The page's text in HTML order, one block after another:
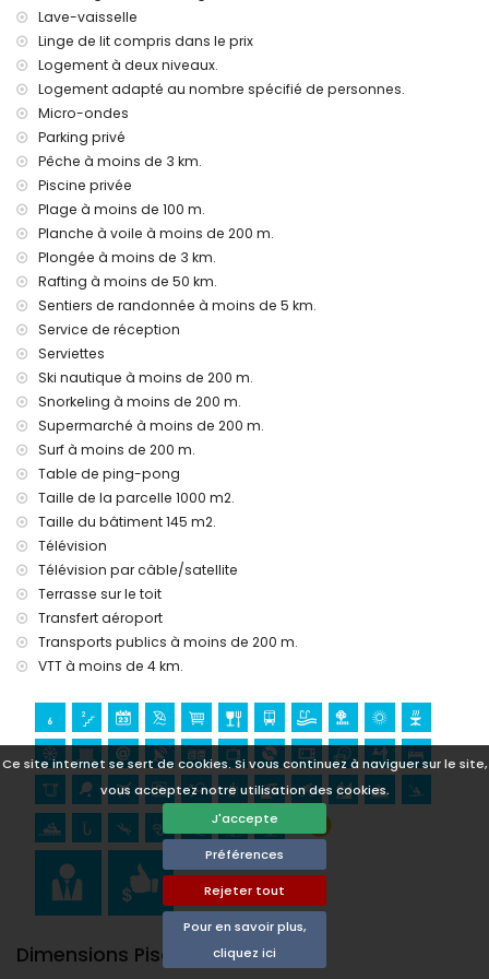
Ce site internet se sert de cookies. Si vous continuez à naviguer sur le site,
vous acceptez notre utilisation des cookies.
J'accepte
Préférences
Rejeter tout
Pour en savoir plus,
cliquez ici
Équipements et services inclus dans le prix de location de la
Internet (fibre optique)
Aspirateur, fer et planche à repasser
Linge de lit et serviettes
Service de réception
Table de ping-pong
Chauffage central et climatisation
Équipements et services en supplément
Service d'aéroport
Lit supplémentaire et lits/cots pour enfants (sur demande)
Activités de loisirs et de divertissement pour vos vacances
à Denia, Costa Blanca
Bar, promenade (Las Marinas et Denia) (à moins de 500
mètres de la maison)
Cinéma et théâtre (à moins de 5 kilomètres de la maison)
Sites et culture à Denia, Costa Blanca
Musée (Histórico de Denia, Denia), église (Denia), château
(Portal de la Vila, Denia), monument (Ciudad de Denia,
Denia), bâtiment architectural (Histórico de Denia, Denia),
kilomètres de l'hébergement)
Ruine (Molinos et Denia) (à moins de 10 kilomètres de
l'hébergement)
Sports
Snorkeling, surf, planche à voile et ski nautique (à moins de
Tennis, randonnée, VTT, cyclisme, escalade, canoë, kayak,
pêche et plongée (à moins de 5 kilomètres de la villa)
Golf (La Sella, Denia) et équitation (à moins de 10 kilomètres
de la villa)
Rafting (à moins de 50 kilomètres de la villa)
Lave-vaisselle
Linge de lit compris dans le prix
Logement à deux niveaux.
Logement adapté au nombre spécifié de personnes.
Micro-ondes
Parking privé
Pêche à moins de 3 km.
Piscine privée
Plage à moins de 100 m.
Planche à voile à moins de 200 m.
Plongée à moins de 3 km.
Rafting à moins de 50 km.
Sentiers de randonnée à moins de 5 km.
Service de réception
Serviettes
Ski nautique à moins de 200 m.
Snorkeling à moins de 200 m.
Supermarché à moins de 200 m.
Surf à moins de 200 m.
Table de ping-pong
Taille de la parcelle 1000 m2.
Taille du bâtiment 145 m2.
Télévision
Télévision par câble/satellite
Terrasse sur le toit
Transfert aéroport
Transports publics à moins de 200 m.
VTT à moins de 4 km.
Dimensions Piscine